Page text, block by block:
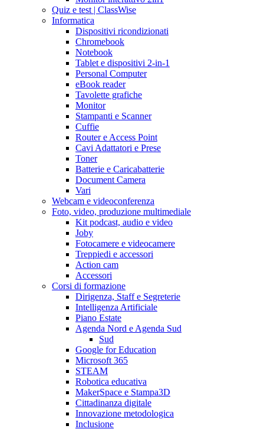
Quiz e test | ClassWise
Informatica
Dispositivi ricondizionati
Chromebook
Notebook
Tablet e dispositivi 2-in-1
Personal Computer
eBook reader
Tavolette grafiche
Monitor
Stampanti e Scanner
Cuffie
Router e Access Point
Cavi Adattatori e Prese
Toner
Batterie e Caricabatterie
Document Camera
Vari
Webcam e videoconferenza
Foto, video, produzione multimediale
Kit podcast, audio e video
Joby
Fotocamere e videocamere
Treppiedi e accessori
Action cam
Accessori
Corsi di formazione
Dirigenza, Staff e Segreterie
Intelligenza Artificiale
Piano Estate
Agenda Nord e Agenda Sud
Sud
Google for Education
Microsoft 365
STEAM
Robotica educativa
MakerSpace e Stampa3D
Cittadinanza digitale
Innovazione metodologica
Inclusione